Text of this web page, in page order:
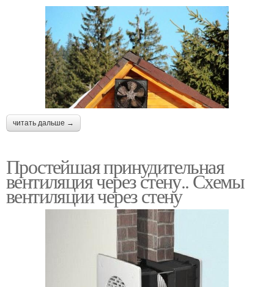
читать дальше →
Простейшая принудительная
вентиляция через стену.. Схемы
вентиляции через стену